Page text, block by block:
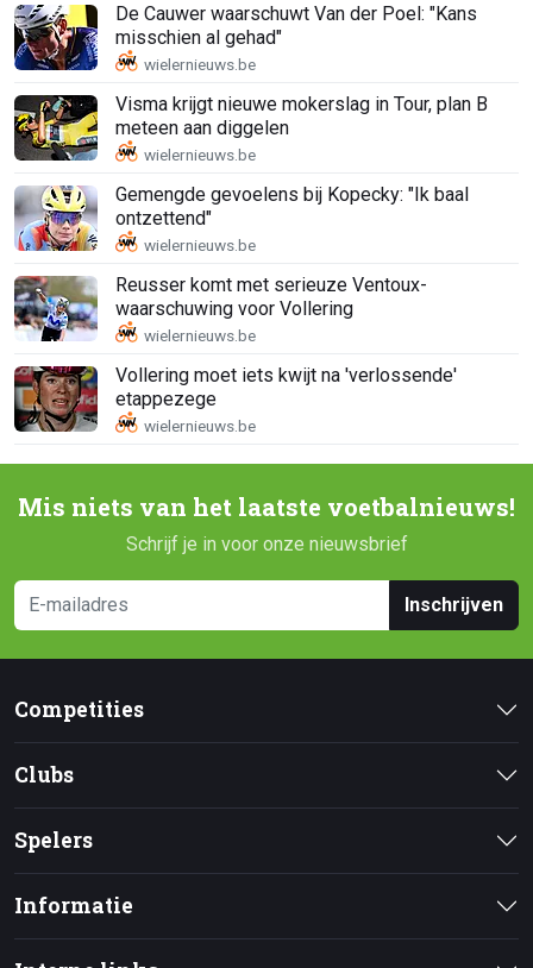
De Cauwer waarschuwt Van der Poel: "Kans
misschien al gehad"
Visma krijgt nieuwe mokerslag in Tour, plan B
meteen aan diggelen
Gemengde gevoelens bij Kopecky: "Ik baal
ontzettend"
Reusser komt met serieuze Ventoux-
waarschuwing voor Vollering
Vollering moet iets kwijt na 'verlossende'
etappezege
Mis niets van het laatste voetbalnieuws!
Schrijf je in voor onze nieuwsbrief
Inschrijven
Competities
Clubs
Spelers
Informatie